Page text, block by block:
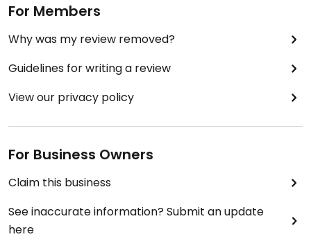
For Members
Why was my review removed?
Guidelines for writing a review
View our privacy policy
For Business Owners
Claim this business
See inaccurate information? Submit an update
here